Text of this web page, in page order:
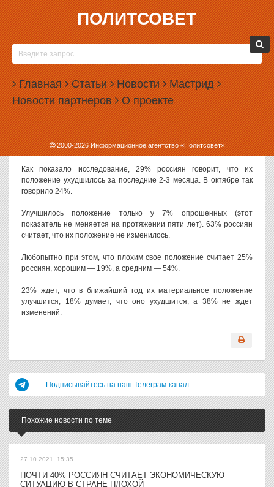
ПОЛИТСОВЕТ
Главная Статьи Новости Мастрид
Новости партнеров О проекте
2000-2026Информационное агентство «Политсовет»
26.11.2021, 12:21
ПОЧТИ ТРЕТЬ РОССИЯН ЗАЯВИЛА ОБ
УХУДШЕНИИ МАТЕРИАЛЬНОГО ПОЛОЖЕНИЯ
Почти треть россиян считает, что их материальное положение за
последнее время ухудшилось. Но дальнейшего ухудшения они
не ждут.
Опрос, посвященный материальному положению жителей
страны,провели социологи фонда «Общественное мнение».
Как показало исследование, 29% россиян говорит, что их
положение ухудшилось за последние 2-3 месяца. В октябре так
говорило 24%.
Улучшилось положение только у 7% опрошенных (этот
показатель не меняется на протяжении пяти лет). 63% россиян
считает, что их положение не изменилось.
Любопытно при этом, что плохим свое положение считает 25%
россиян, хорошим — 19%, а средним — 54%.
23% ждет, что в ближайший год их материальное положение
улучшится, 18% думает, что оно ухудшится, а 38% не ждет
изменений.
Подписывайтесь на наш Телеграм-канал
Похожие новости по теме
27.10.2021, 15:35
ПОЧТИ 40% РОССИЯН СЧИТАЕТ ЭКОНОМИЧЕСКУЮ
СИТУАЦИЮ В СТРАНЕ ПЛОХОЙ